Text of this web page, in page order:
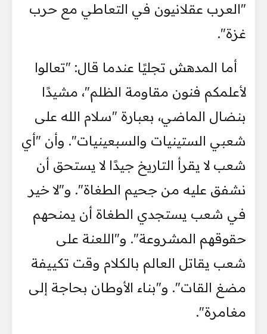
"العرب عقلانيون في التعاطي مع حرب
غزة".
أما المدهش تجليًا عندما قال: "تعالوا
لأعلمكم فنون مقاومة الظلم"، مشيدًا
بنضال الماضي، بعبارة "سلام الله على
شعبي الستينيات والسبعينيات". وأن "أي
شعب لا يقرأ التاريخ جيدًا لا يستحق أن
نشفق عليه من جحيم الطغاة". و"لا خير
في شعب يستجدي الطغاة أن يمنحهم
حقوقهم المشروعة". و"اللعنة على
شعب يقاتل العالم بالكلام وقت تكييفة
مضغ القات". و"بناء الأوطان بحاجة إلى
مغامرة".